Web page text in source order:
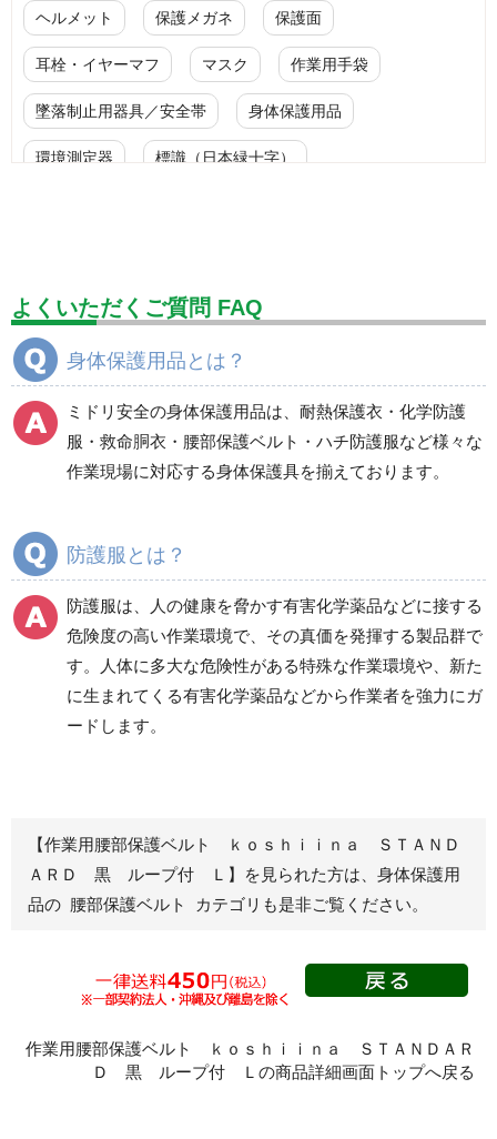
ヘルメット 保護メガネ 保護面
耳栓・イヤーマフ マスク 作業用手袋
墜落制止用器具／安全帯 身体保護用品
環境測定器 標識（日本緑十字）
設備用品・作業補助用品 工事作業用品
分煙対策機器
電気保守用品 ワイパー クリーンルーム対策用品
防災グッズ（防災セット） 救急医療品
健康管理器具 季節商品 ウイルス対策用品
商品カテゴリ一覧
耐熱保護衣
デュポン(TM) タイベッ
ク(R)製
化学防護服 簡易作業衣
カバー・プロテクター
頭巾・腹部
手甲
脚絆
プロテクター
サポーター
よくいただくご質問 FAQ
身体保護用品とは？
ミドリ安全の身体保護用品は、耐熱保護衣・化学防護
服・救命胴衣・腰部保護ベルト・ハチ防護服など様々な
作業現場に対応する身体保護具を揃えております。
防護服とは？
防護服は、人の健康を脅かす有害化学薬品などに接する
危険度の高い作業環境で、その真価を発揮する製品群で
す。人体に多大な危険性がある特殊な作業環境や、新た
に生まれてくる有害化学薬品などから作業者を強力にガ
ードします。
【作業用腰部保護ベルト ｋｏｓｈｉｉｎａ ＳＴＡＮＤ
ＡＲＤ 黒 ループ付 Ｌ】を見られた方は、身体保護用
品の 腰部保護ベルト カテゴリも是非ご覧ください。
作業用腰部保護ベルト ｋｏｓｈｉｉｎａ ＳＴＡＮＤＡＲ
Ｄ 黒 ループ付 Ｌの商品詳細画面トップへ戻る